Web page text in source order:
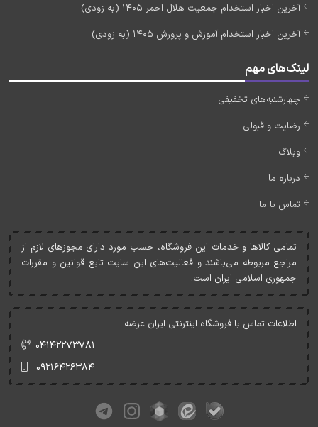
آخرین اخبار استخدام جمعیت هلال احمر 1405 (به زودی)
آخرین اخبار استخدام آموزش و پرورش 1405 (به زودی)
لینک‌های مهم
چهارشنبه‌های تخفیفی
رضایت و قبولی
وبلاگ
درباره ما
تماس با ما
تمامی کالاها و خدمات اين فروشگاه، حسب مورد دارای مجوزهای لازم از
مراجع مربوطه می‌باشند و فعاليت‌های اين سايت تابع قوانين و مقررات
جمهوری اسلامی ايران است.
اطلاعات تماس با فروشگاه اینترنتی ایران عرضه:
۰۴۱۴۲۲۷۳۷۸۱
۰۹۲۱۶۴۲۶۳۸۴